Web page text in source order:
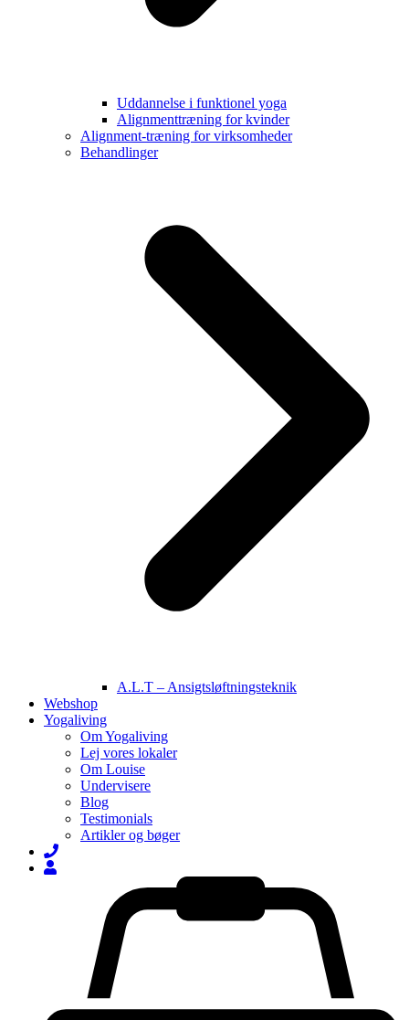
Uddannelse i funktionel yoga
Alignmenttræning for kvinder
Alignment-træning for virksomheder
Behandlinger
A.L.T – Ansigtsløftningsteknik
Webshop
Yogaliving
Om Yogaliving
Lej vores lokaler
Om Louise
Undervisere
Blog
Testimonials
Artikler og bøger